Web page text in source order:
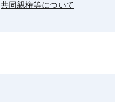
共同親権等について